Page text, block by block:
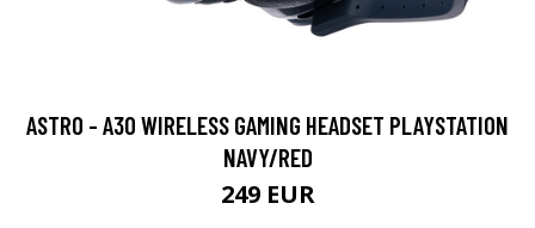
ASTRO - A30 WIRELESS GAMING HEADSET PLAYSTATION
NAVY/RED
249 EUR